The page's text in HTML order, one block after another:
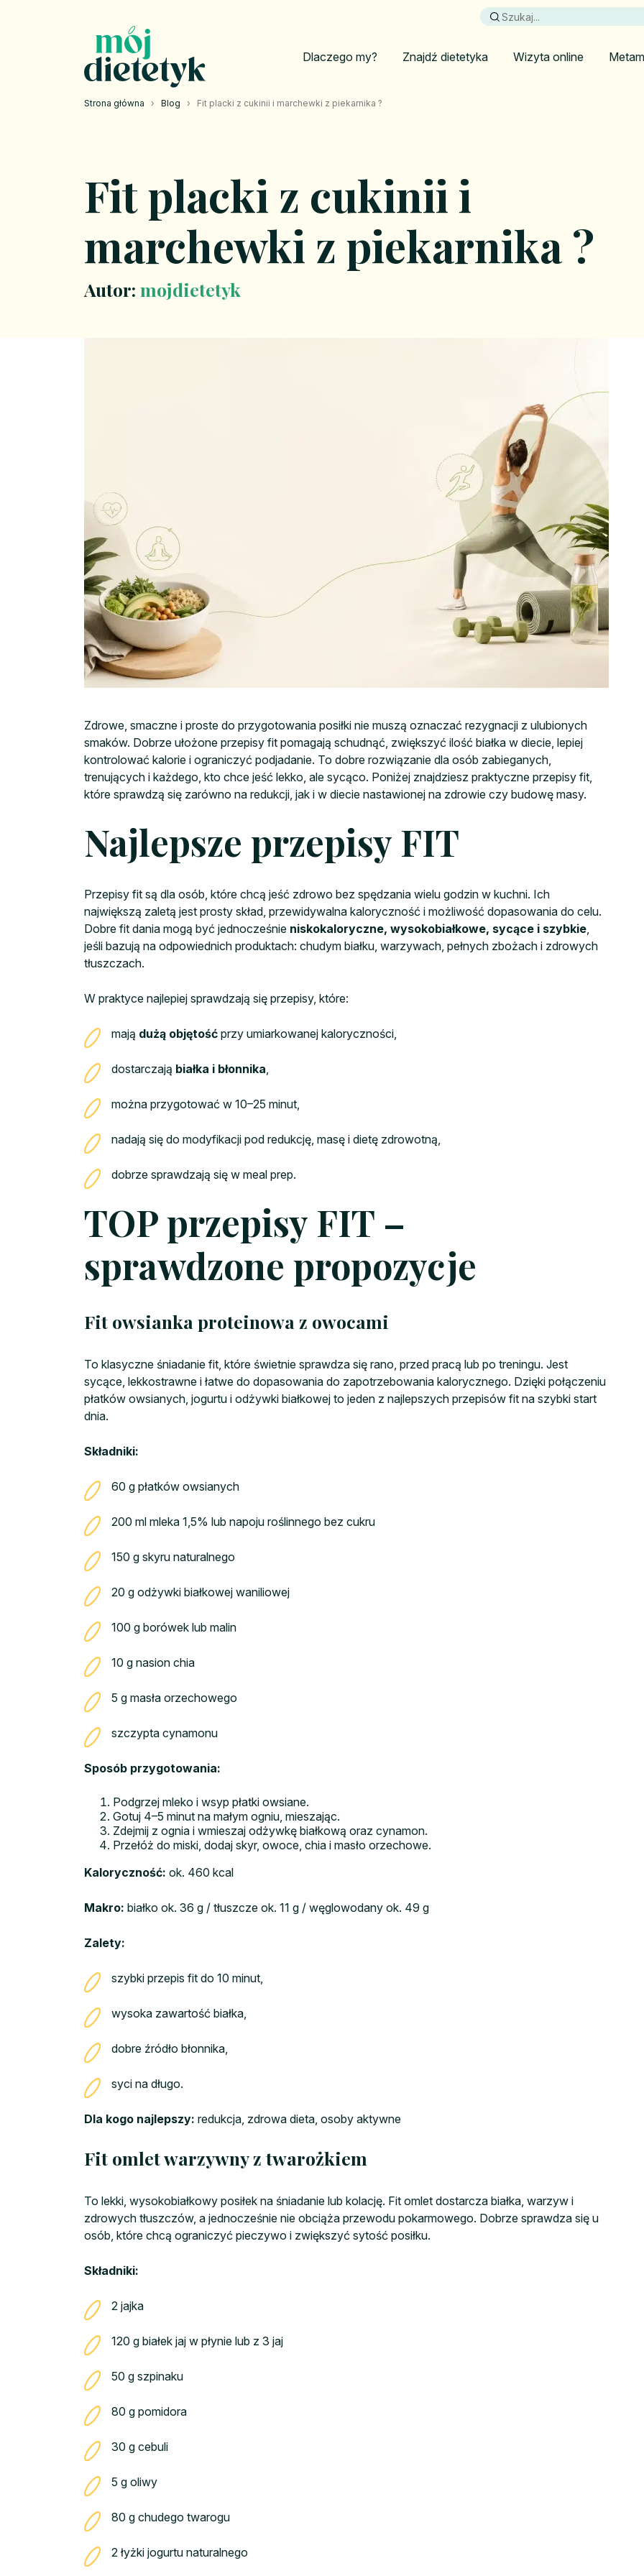
Dlaczego my? Znajdź dietetyka Wizyta online
Strona główna › Blog › Fit placki z cukinii i marchewki z piekarnika ?
Fit placki z cukinii i
marchewki z piekarnika ?
Autor: mojdietetyk
Zdrowe, smaczne i proste do przygotowania posiłki nie muszą oznaczać rezygnacji z ulubionych
smaków. Dobrze ułożone przepisy fit pomagają schudnąć, zwiększyć ilość białka w diecie, lepiej
kontrolować kalorie i ograniczyć podjadanie. To dobre rozwiązanie dla osób zabieganych,
trenujących i każdego, kto chce jeść lekko, ale sycąco. Poniżej znajdziesz praktyczne przepisy fit,
które sprawdzą się zarówno na redukcji, jak i w diecie nastawionej na zdrowie czy budowę masy.
Najlepsze przepisy FIT
Przepisy fit są dla osób, które chcą jeść zdrowo bez spędzania wielu godzin w kuchni. Ich
największą zaletą jest prosty skład, przewidywalna kaloryczność i możliwość dopasowania do celu.
Dobre fit dania mogą być jednocześnie niskokaloryczne, wysokobiałkowe, sycące i szybkie
jeśli bazują na odpowiednich produktach: chudym białku, warzywach, pełnych zbożach i zdrowych
tłuszczach.
W praktyce najlepiej sprawdzają się przepisy, które:
mają dużą objętość przy umiarkowanej kaloryczności,
dostarczają białka i błonnika
można przygotować w 10–25 minut,
nadają się do modyfikacji pod redukcję, masę i dietę zdrowotną,
dobrze sprawdzają się w meal prep.
TOP przepisy FIT –
sprawdzone propozycje
Fit owsianka proteinowa z owocami
To klasyczne śniadanie fit, które świetnie sprawdza się rano, przed pracą lub po treningu. Jest
sycące, lekkostrawne i łatwe do dopasowania do zapotrzebowania kalorycznego. Dzięki połączeniu
płatków owsianych, jogurtu i odżywki białkowej to jeden z najlepszych przepisów fit na szybki start
dnia.
Składniki:
60 g płatków owsianych
200 ml mleka 1,5% lub napoju roślinnego bez cukru
150 g skyru naturalnego
20 g odżywki białkowej waniliowej
100 g borówek lub malin
10 g nasion chia
5 g masła orzechowego
szczypta cynamonu
Sposób przygotowania:
Podgrzej mleko i wsyp płatki owsiane.
Gotuj 4–5 minut na małym ogniu, mieszając.
Zdejmij z ognia i wmieszaj odżywkę białkową oraz cynamon.
Przełóż do miski, dodaj skyr, owoce, chia i masło orzechowe.
Kaloryczność: ok. 460 kcal
Makro: białko ok. 36 g / tłuszcze ok. 11 g / węglowodany ok. 49 g
Zalety:
szybki przepis fit do 10 minut,
wysoka zawartość białka,
dobre źródło błonnika,
syci na długo.
Dla kogo najlepszy: redukcja, zdrowa dieta, osoby aktywne
Fit omlet warzywny z twarożkiem
To lekki, wysokobiałkowy posiłek na śniadanie lub kolację. Fit omlet dostarcza białka, warzyw i
zdrowych tłuszczów, a jednocześnie nie obciąża przewodu pokarmowego. Dobrze sprawdza się u
osób, które chcą ograniczyć pieczywo i zwiększyć sytość posiłku.
Składniki:
2 jajka
120 g białek jaj w płynie lub z 3 jaj
50 g szpinaku
80 g pomidora
30 g cebuli
5 g oliwy
80 g chudego twarogu
2 łyżki jogurtu naturalnego